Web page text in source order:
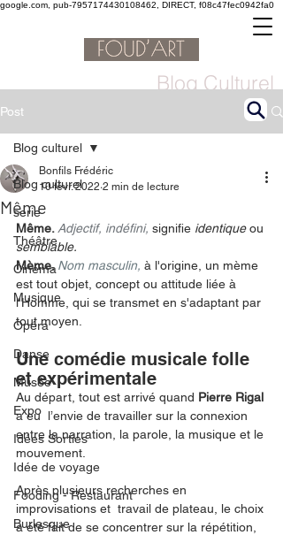
google.com, pub-7957174430108462, DIRECT, f08c47fec0942fa0
Blog Culturel
Post
Blog culturel
serie
Théâtre
Cinéma
Musique
Opéra
Danse
Musée
Expo
Idées Sorties
Idée de voyage
Fooding - Restaurant
Burlesque
Blog culturel
Même
Bonfils Frédéric
10 févr. 2022 2 min de lecture
Même. Adjectif, indéfini, signifie identique ou
semblable.
Mème. Nom masculin, à l'origine, un mème
est tout objet, concept ou attitude liée à
l'Homme, qui se transmet en s'adaptant par
tout moyen.
Une comédie musicale folle
et expérimentale
Au départ, tout est arrivé quand Pierre Rigal
a eu  l’envie de travailler sur la connexion
entre la narration, la parole, la musique et le
mouvement.
Après plusieurs recherches en
improvisations et  travail de plateau, le choix
a été fait de se concentrer sur la répétition,